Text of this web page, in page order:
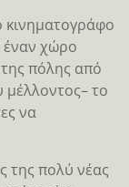
κινηματογράφο
έναν χώρο
πόλης από
μέλλοντος– το
να
της πολύ νέας